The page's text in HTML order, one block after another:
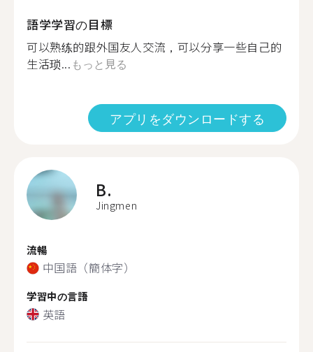
語学学習の目標
可以熟练的跟外国友人交流，可以分享一些自己的
生活琐... もっと見る
アプリをダウンロードする
B.
Jingmen
流暢
中国語（簡体字）
学習中の言語
英語